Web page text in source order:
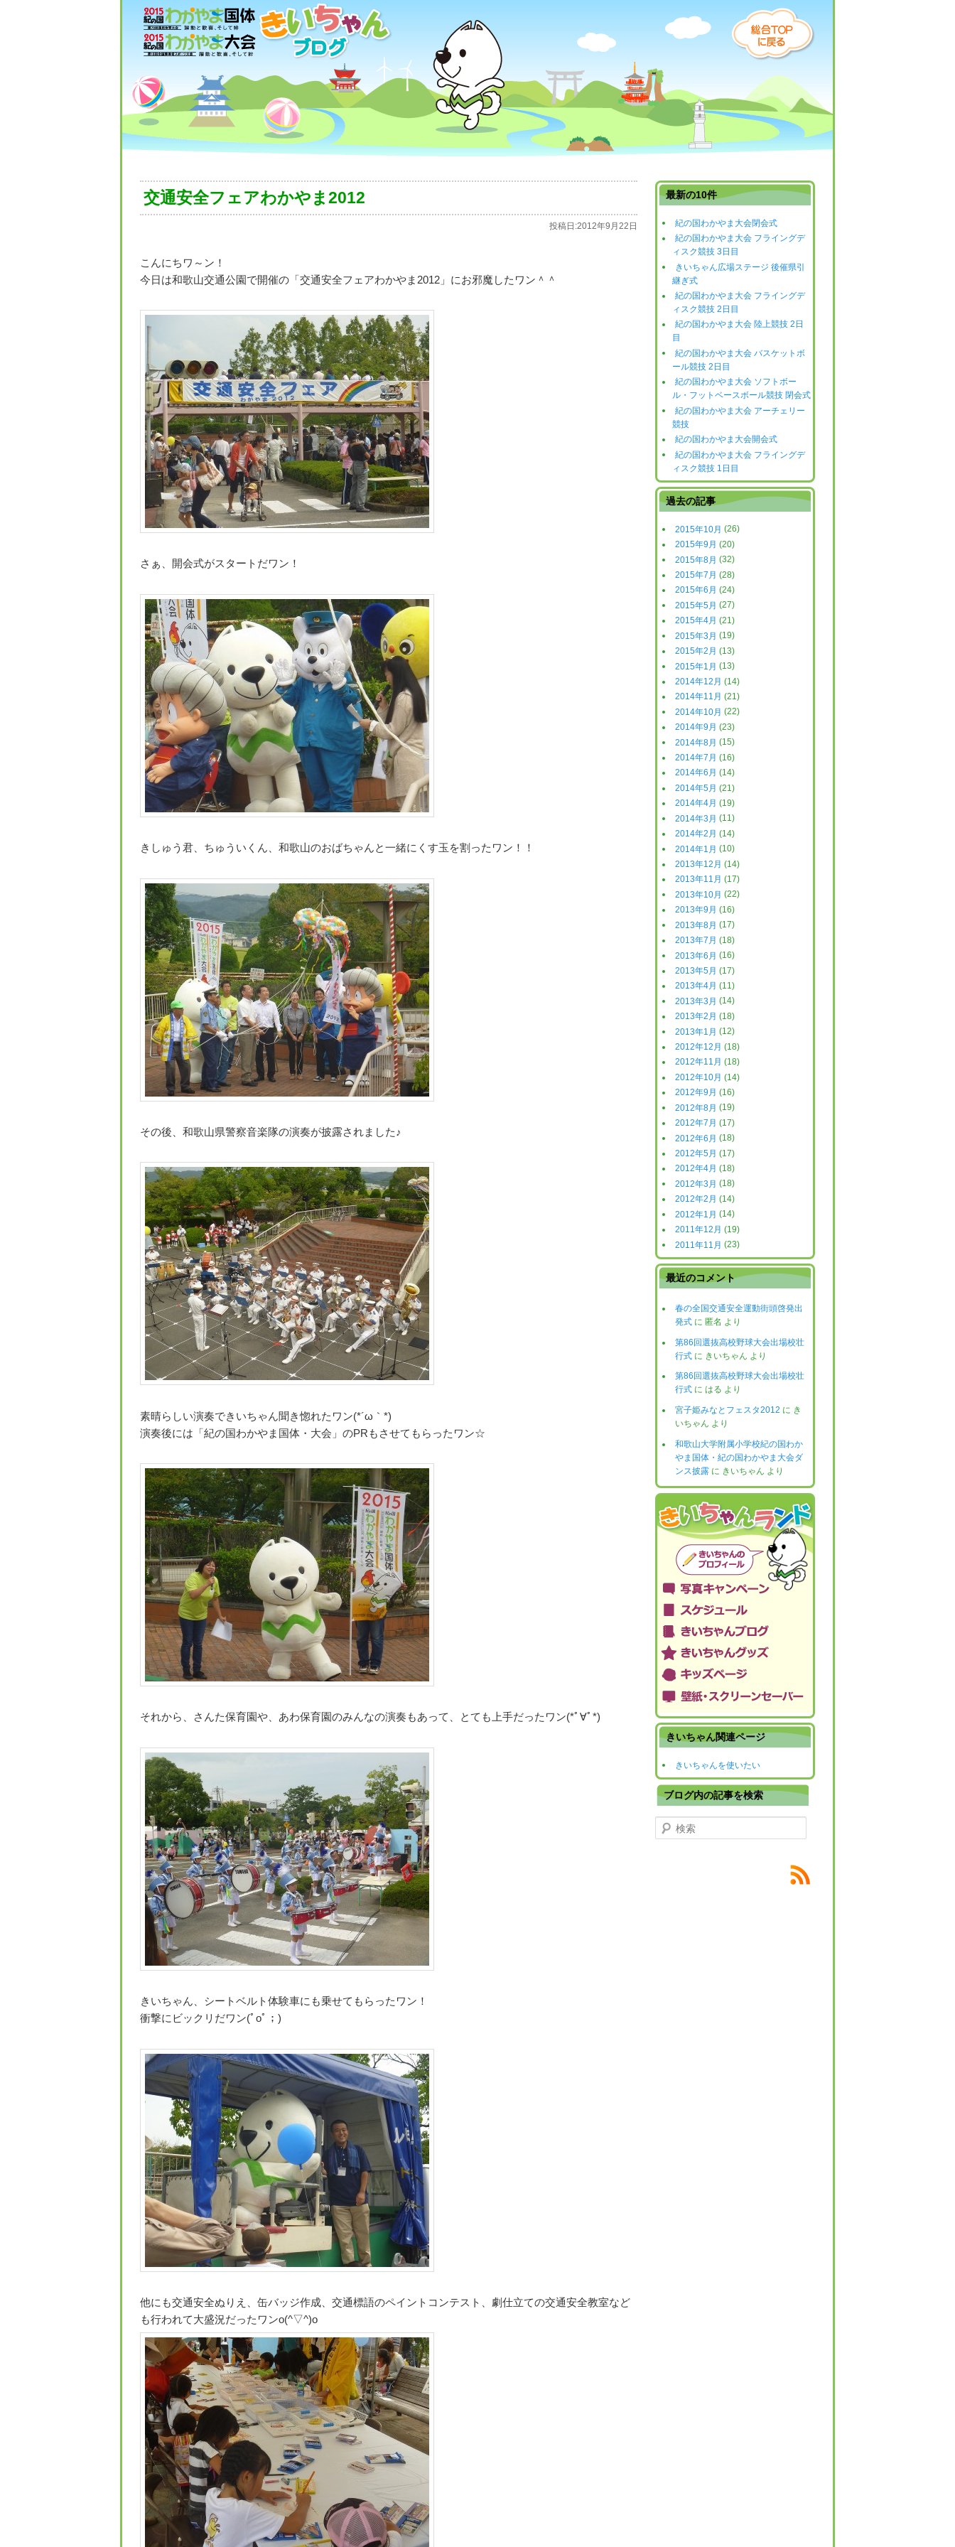
交通安全フェアわかやま2012
投稿日:2012年9月22日
こんにちワ～ン！
今日は和歌山交通公園で開催の「交通安全フェアわかやま2012」にお邪魔したワン＾＾
さぁ、開会式がスタートだワン！
きしゅう君、ちゅういくん、和歌山のおばちゃんと一緒にくす玉を割ったワン！！
その後、和歌山県警察音楽隊の演奏が披露されました♪
素晴らしい演奏できいちゃん聞き惚れたワン(*´ω｀*)
演奏後には「紀の国わかやま国体・大会」のPRもさせてもらったワン☆
それから、さんた保育園や、あわ保育園のみんなの演奏もあって、とても上手だったワン(*ﾟ∀ﾟ*)
きいちゃん、シートベルト体験車にも乗せてもらったワン！
衝撃にビックリだワン(ﾟoﾟ；)
他にも交通安全ぬりえ、缶バッジ作成、交通標語のペイントコンテスト、劇仕立ての交通安全教室など
も行われて大盛況だったワンo(^▽^)o
最新の10件
紀の国わかやま大会閉会式
紀の国わかやま大会 フライングデ
ィスク競技 3日目
きいちゃん広場ステージ 後催県引
継ぎ式
紀の国わかやま大会 フライングデ
ィスク競技 2日目
紀の国わかやま大会 陸上競技 2日
目
紀の国わかやま大会 バスケットボ
ール競技 2日目
紀の国わかやま大会 ソフトボー
ル・フットベースボール競技 閉会式
紀の国わかやま大会 アーチェリー
競技
紀の国わかやま大会開会式
紀の国わかやま大会 フライングデ
ィスク競技 1日目
過去の記事
2015年10月 (26)
2015年9月 (20)
2015年8月 (32)
2015年7月 (28)
2015年6月 (24)
2015年5月 (27)
2015年4月 (21)
2015年3月 (19)
2015年2月 (13)
2015年1月 (13)
2014年12月 (14)
2014年11月 (21)
2014年10月 (22)
2014年9月 (23)
2014年8月 (15)
2014年7月 (16)
2014年6月 (14)
2014年5月 (21)
2014年4月 (19)
2014年3月 (11)
2014年2月 (14)
2014年1月 (10)
2013年12月 (14)
2013年11月 (17)
2013年10月 (22)
2013年9月 (16)
2013年8月 (17)
2013年7月 (18)
2013年6月 (16)
2013年5月 (17)
2013年4月 (11)
2013年3月 (14)
2013年2月 (18)
2013年1月 (12)
2012年12月 (18)
2012年11月 (18)
2012年10月 (14)
2012年9月 (16)
2012年8月 (19)
2012年7月 (17)
2012年6月 (18)
2012年5月 (17)
2012年4月 (18)
2012年3月 (18)
2012年2月 (14)
2012年1月 (14)
2011年12月 (19)
2011年11月 (23)
最近のコメント
春の全国交通安全運動街頭啓発出
発式に 匿名 より
第86回選抜高校野球大会出場校壮
行式に きいちゃん より
第86回選抜高校野球大会出場校壮
行式に はる より
宮子姫みなとフェスタ2012 に き
いちゃん より
和歌山大学附属小学校紀の国わか
やま国体・紀の国わかやま大会ダ
ンス披露に きいちゃん より
きいちゃん関連ページ
きいちゃんを使いたい
ブログ内の記事を検索
検索